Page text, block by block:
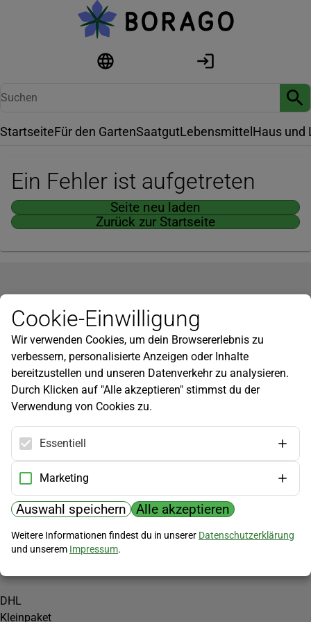
StartseiteFür den GartenSaatgutLebensmittel Haus und
Ein Fehler ist aufgetreten
Seite neu laden
Zurück zur Startseite
Newsletter
Infos zu neuen Produkten, Gartentipps und mehr findest du in
unserem Newsletter!
Jetzt anmelden
Hilfe
Kundenservice
Widerrufsbelehrung
Versandkosten
Zahlungsmöglichkeiten
PayPal
Vorkasse
Versand
DHL
Kleinpaket
Cookie-Einwilligung
Wir verwenden Cookies, um dein Browsererlebnis zu
verbessern, personalisierte Anzeigen oder Inhalte
bereitzustellen und unseren Datenverkehr zu analysieren.
Durch Klicken auf "Alle akzeptieren" stimmst du der
Verwendung von Cookies zu.
Essentiell
Marketing
Auswahl speichern Alle akzeptieren
Weitere Informationen findest du in unserer Datenschutzerklärung
und unserem Impressum.